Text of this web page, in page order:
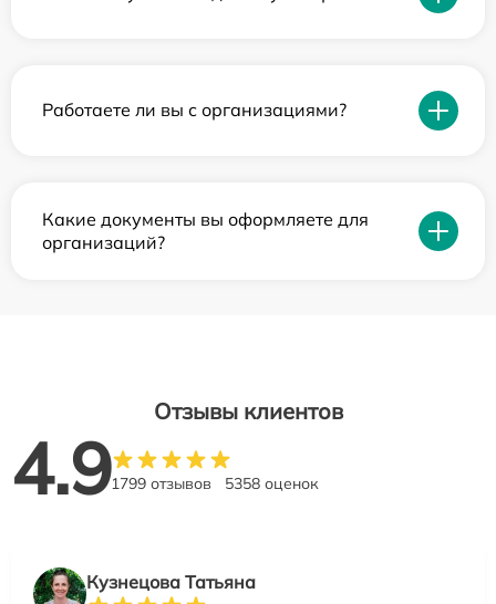
Работаете ли вы с организациями?
Какие документы вы оформляете для
организаций?
Отзывы клиентов
4.91799 отзывов 5358 оценок
Кузнецова Татьяна